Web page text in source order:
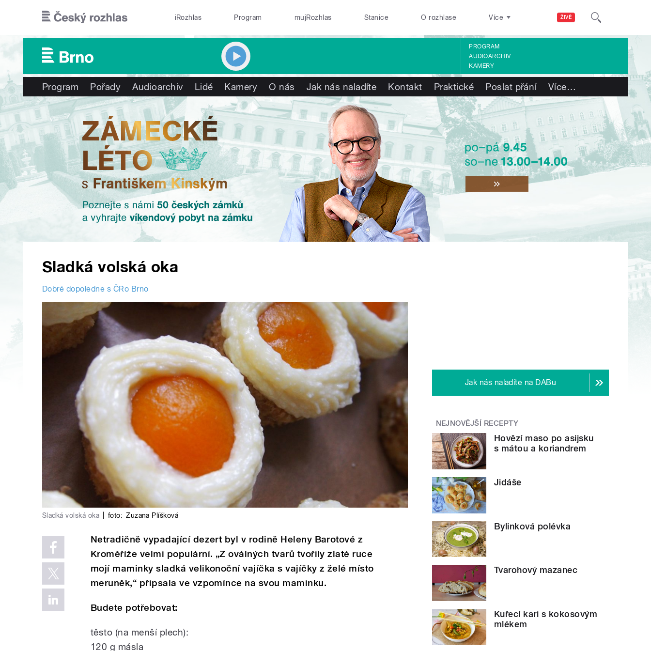
ŽIVĚ
iRozhlas Program mujRozhlas Stanice O rozhlase Více
PROGRAM
AUDIOARCHIV
KAMERY
Program Pořady Audioarchiv Lidé Kamery O nás Jak nás naladíte Kontakt Praktické Poslat přání Více…
Sladká volská oka
Dobré dopoledne s ČRo Brno
Sladká volská oka foto: Zuzana Plíšková
Netradičně vypadající dezert byl v rodině Heleny Barotové z
Kroměříže velmi populární. „Z oválných tvarů tvořily zlaté ruce
mojí maminky sladká velikonoční vajíčka s vajíčky z želé místo
meruněk,“ připsala ve vzpomínce na svou maminku.
Budete potřebovat:
těsto (na menší plech):
120 g másla
Jak nás naladíte na DABu
NEJNOVĚJŠÍ RECEPTY
Hovězí maso po asijsku
s mátou a koriandrem
Jidáše
Bylinková polévka
Tvarohový mazanec
Kuřecí kari s kokosovým
mlékem